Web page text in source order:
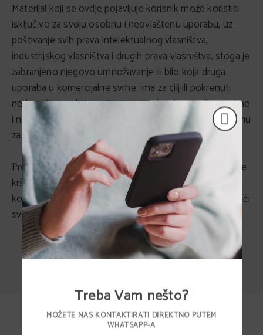
Materijal koji se ovdje pojavljuje korisnik može koristiti
isključivo za svoju osobnu i neovlaštenu uporabu, uz
poštivanje svih prava intelektualnog vlasništva,
industrijskog vlasništva i drugih prava vlasništva, stoga je
zabranjeno njegovo umnožavanje ili bilo koja druga
uporaba u komercijalne svrhe. ima za cilj ili pokrenuti
nedopuštene aktivnosti; njegovu distribuciju, širenje, kao
i njegovu modifikaciju, preinaku, dekompilaciju ili pohranu
za bilo koju svrhu.
Prethodno navedene vlasničke organizacije progonit će
kršenje prethodnih uvjeta kao i svako nezakonito
korištenje prezentiranih/prikazanih sadržaja poduzimajući
sve građanske i kaznene radnje koje im odgovaraju.
Treba Vam nešto?
MOŽETE NAS KONTAKTIRATI DIREKTNO PUTEM
WHATSAPP-A